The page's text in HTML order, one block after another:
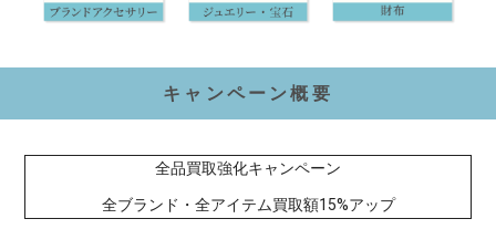
キャンペーン概要
全品買取強化キャンペーン
全ブランド・全アイテム買取額15%アップ